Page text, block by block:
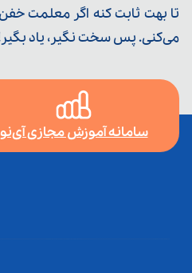
تا بهت ثابت کنه اگر معلمت
می‌کنی. پس سخت نگیر، یاد
سامانه آموزش مجازی آی‌نو